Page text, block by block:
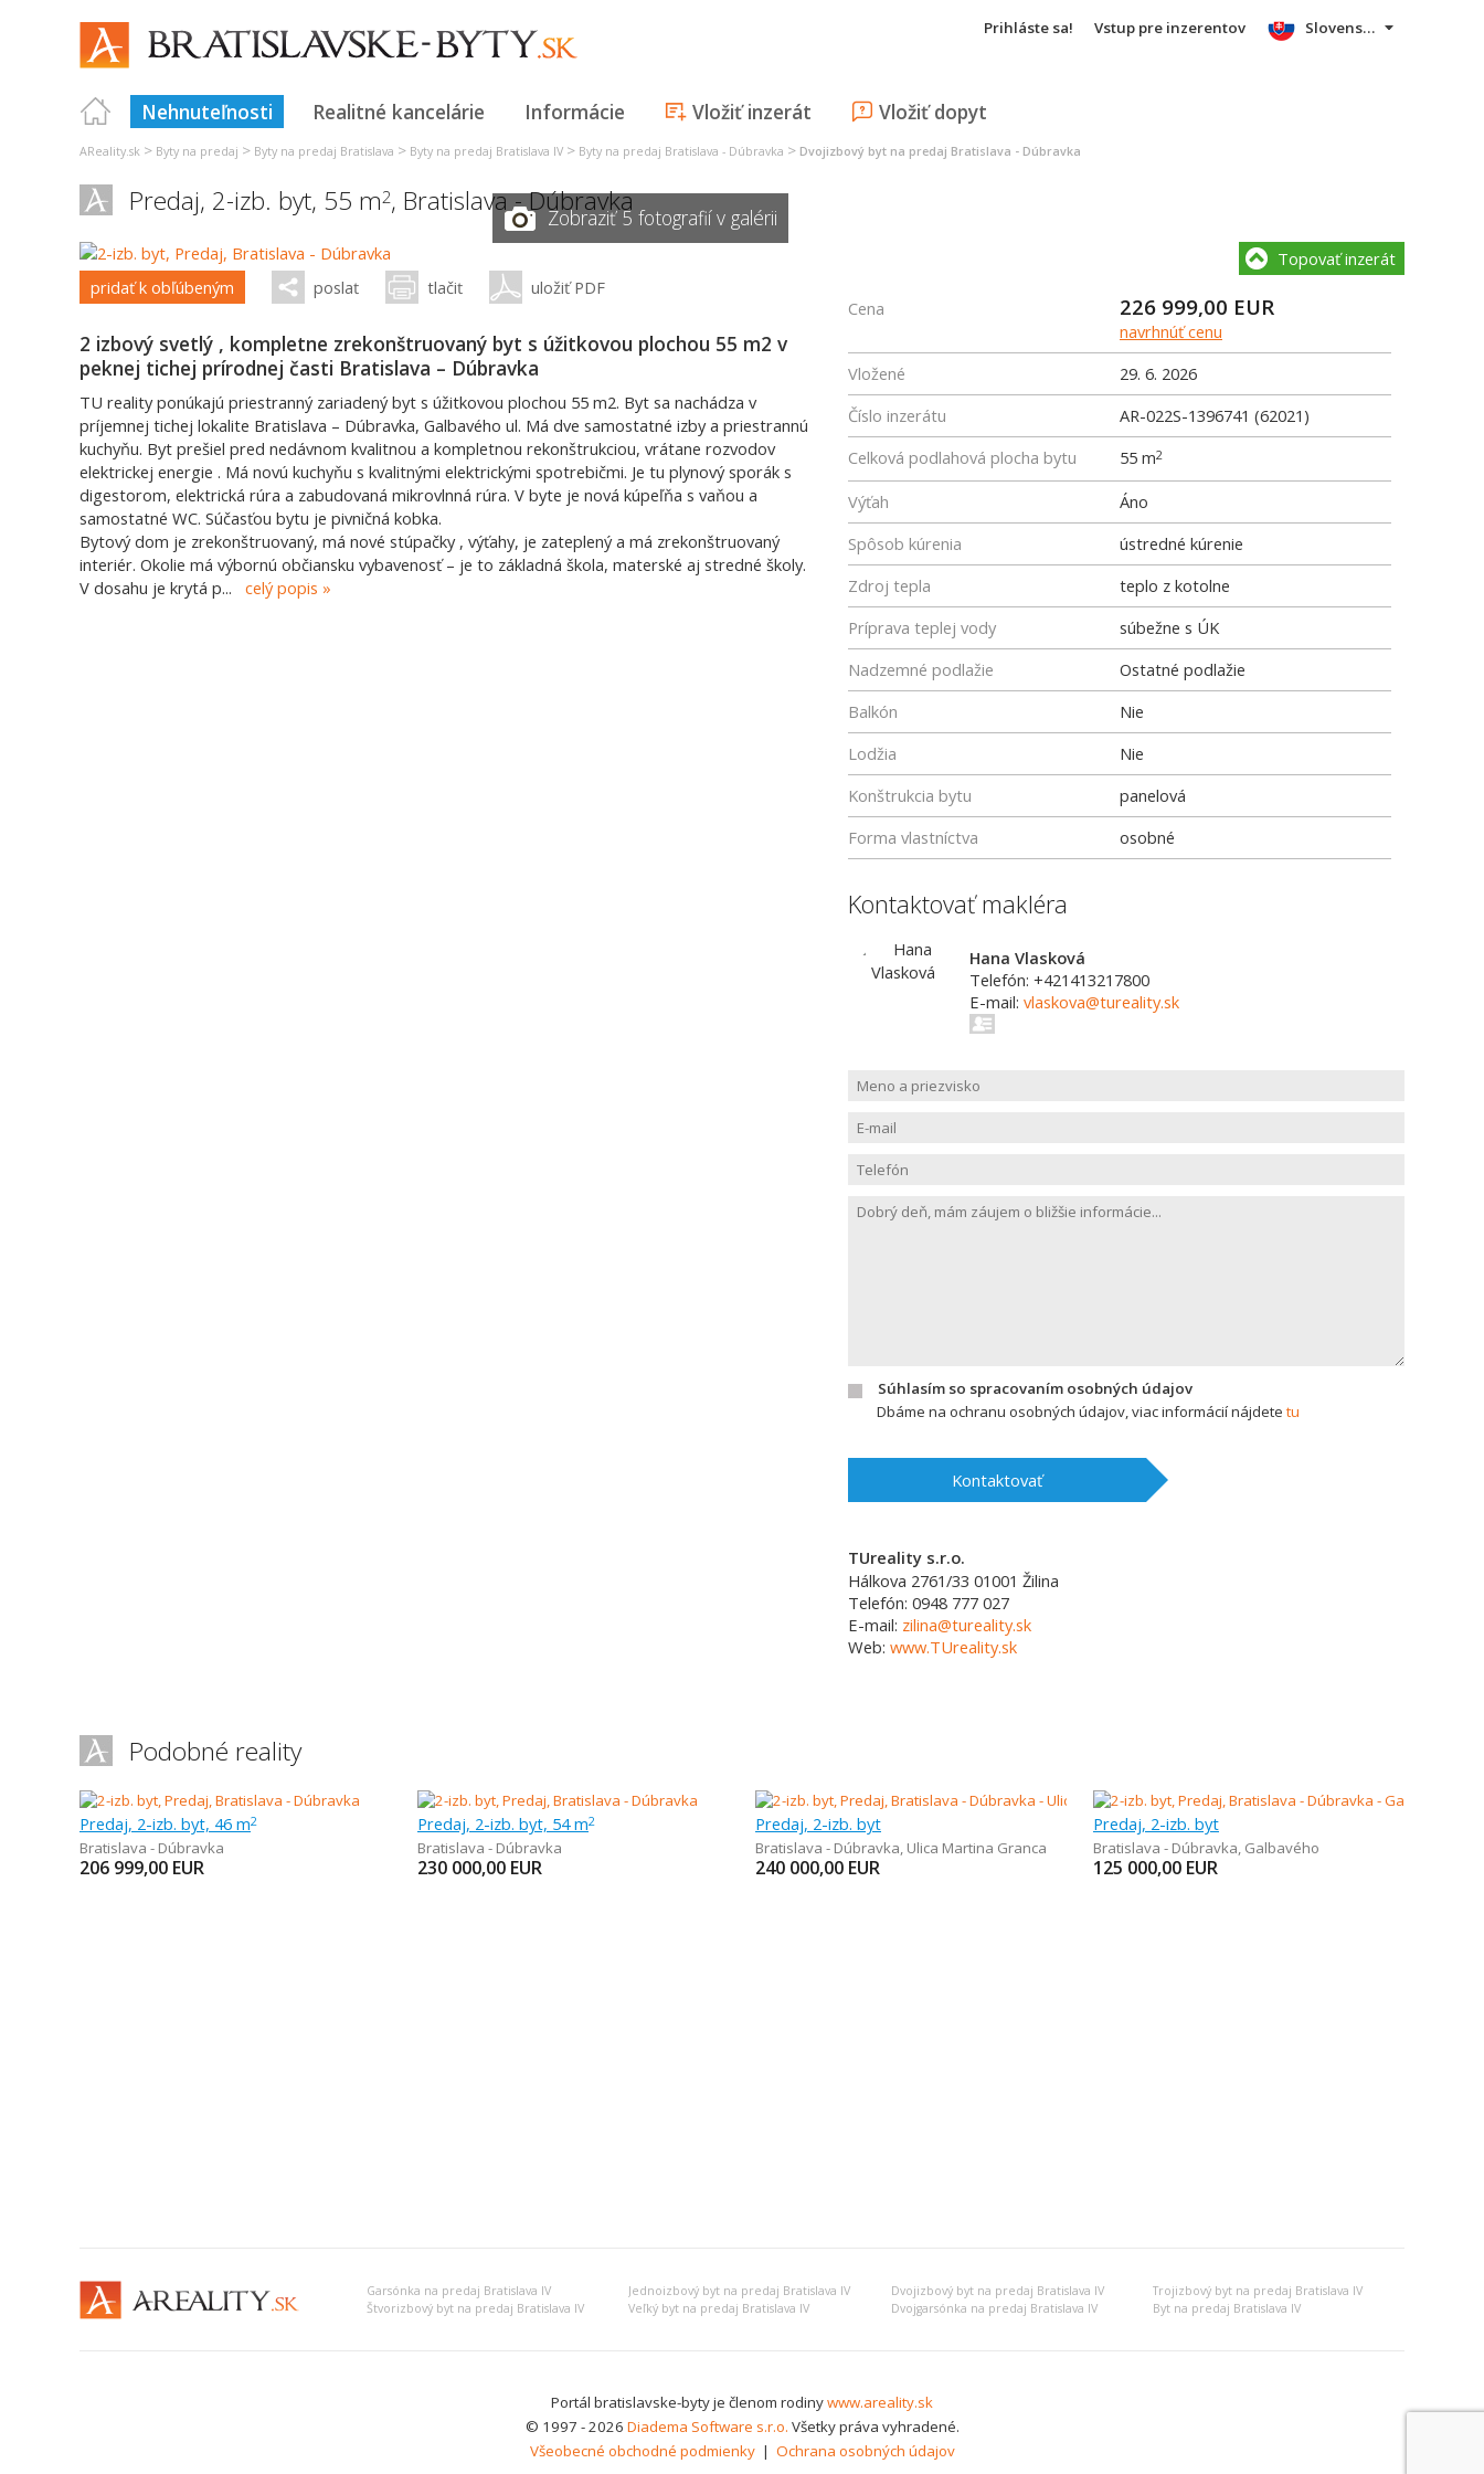
Prihláste sa! Vstup pre inzerentov
Nehnuteľnosti Realitné kancelárie Informácie Vložiť inzerát Vložiť dopyt
Slovensky
AReality.sk > Byty na predaj > Byty na predaj Bratislava > Byty na predaj Bratislava IV > Byty na predaj Bratislava - Dúbravka > Dvojizbový byt na predaj Bratislava - Dúbravka
Predaj, 2-izb. byt, 55 m2, Bratislava - DúbravkaZobraziť 5 fotografií v galérii
pridať k obľúbeným poslať tlačiť uložiť PDF
2 izbový svetlý , kompletne zrekonštruovaný byt s úžitkovou plochou 55 m2 v
peknej tichej prírodnej časti Bratislava – Dúbravka
TU reality ponúkajú priestranný zariadený byt s úžitkovou plochou 55 m2. Byt sa nachádza v
príjemnej tichej lokalite Bratislava – Dúbravka, Galbavého ul. Má dve samostatné izby a priestrannú
kuchyňu. Byt prešiel pred nedávnom kvalitnou a kompletnou rekonštrukciou, vrátane rozvodov
elektrickej energie . Má novú kuchyňu s kvalitnými elektrickými spotrebičmi. Je tu plynový sporák s
digestorom, elektrická rúra a zabudovaná mikrovlnná rúra. V byte je nová kúpeľňa s vaňou a
samostatné WC. Súčasťou bytu je pivničná kobka.
Bytový dom je zrekonštruovaný, má nové stúpačky , výťahy, je zateplený a má zrekonštruovaný
interiér. Okolie má výbornú občiansku vybavenosť – je to základná škola, materské aj stredné školy.
V dosahu je krytá p... celý popis
Topovať inzerát
Cena 226 999,00 EUR
navrhnúť cenu
Vložené
29. 6. 2026
Číslo inzerátu
AR-022S-1396741 (62021)
Celková podlahová plocha bytu
55 m2
Výťah
Áno
Spôsob kúrenia
ústredné kúrenie
Zdroj tepla
teplo z kotolne
Príprava teplej vody
súbežne s ÚK
Nadzemné podlažie
Ostatné podlažie
Balkón
Nie
Lodžia
Nie
Konštrukcia bytu
panelová
Forma vlastníctva
osobné
Kontaktovať makléra
Hana Vlasková
Telefón: +421413217800
E-mail: vlaskova@tureality.sk
Súhlasím so spracovaním osobných údajov
Dbáme na ochranu osobných údajov, viac informácií nájdete tu
Kontaktovať
TUreality s.r.o.
Hálkova 2761/33 01001 Žilina
Telefón: 0948 777 027
E-mail: zilina@tureality.sk
Web: www.TUreality.sk
Podobné reality
Predaj, 2-izb. byt, 46 m2
Bratislava - Dúbravka
206 999,00 EUR
Predaj, 2-izb. byt, 54 m2
Bratislava - Dúbravka
230 000,00 EUR
Predaj, 2-izb. byt
Bratislava - Dúbravka, Ulica Martina Granca
240 000,00 EUR
Predaj, 2-izb. byt
Bratislava - Dúbravka, Galbavého
125 000,00 EUR
Garsónka na predaj Bratislava IV Jednoizbový byt na predaj Bratislava IV Dvojizbový byt na predaj Bratislava IV
Trojizbový byt na predaj Bratislava IV
Štvorizbový byt na predaj Bratislava IV
Veľký byt na predaj Bratislava IV Dvojgarsónka na predaj Bratislava IV Byt na predaj Bratislava IV
Portál bratislavske-byty je členom rodinywww.areality.sk
© 1997 - 2026 Diadema Software s.r.o. Všetky práva vyhradené.
Všeobecné obchodné podmienky | Ochrana osobných údajov